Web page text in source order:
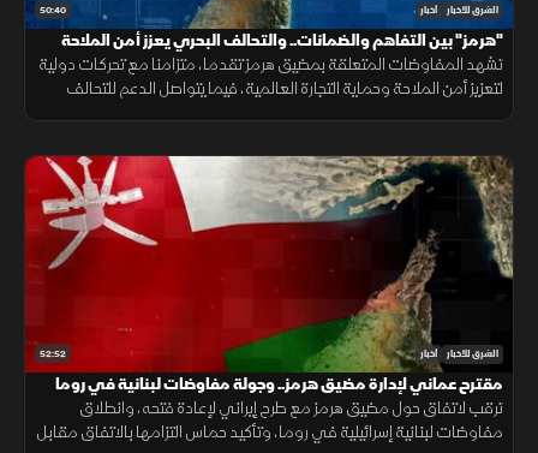
50:40 الشرق للأخبار أخبار
"هرمز" بين التفاهم والضمانات.. والتحالف البحري يعزز أمن الملاحة
تشهد المفاوضات المتعلقة بمضيق هرمز تقدما، متزامنا مع تحركات دولية
لتعزيز أمن الملاحة وحماية التجارة العالمية، فيما يتواصل الدعم للتحالف
52:52 الشرق للأخبار أخبار
مقترح عماني لإدارة مضيق هرمز.. وجولة مفاوضات لبنانية في روما
ترقب لاتفاق حول مضيق هرمز مع طرح إيراني لإعادة فتحه، وانطلاق
مفاوضات لبنانية إسرائيلية في روما، وتأكيد حماس التزامها بالاتفاق مقابل